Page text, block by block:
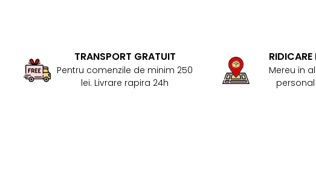
TRANSPORT GRATUIT
Pentru comenzile de minim 250
lei. Livrare rapira 24h
Mereu in
personal